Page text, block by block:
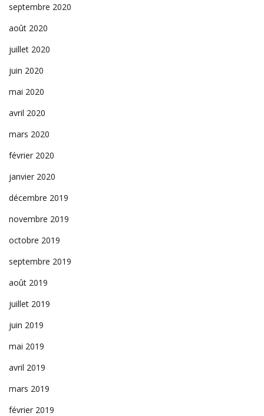
septembre 2020
août 2020
juillet 2020
juin 2020
mai 2020
avril 2020
mars 2020
février 2020
janvier 2020
décembre 2019
novembre 2019
octobre 2019
septembre 2019
août 2019
juillet 2019
juin 2019
mai 2019
avril 2019
mars 2019
février 2019